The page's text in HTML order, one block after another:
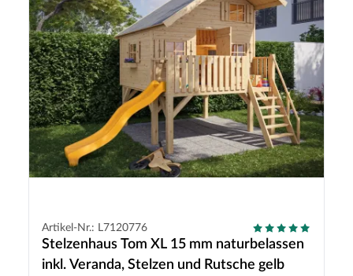
Artikel-Nr.: L7120776
Stelzenhaus Tom XL 15 mm naturbelassen
inkl. Veranda, Stelzen und Rutsche gelb